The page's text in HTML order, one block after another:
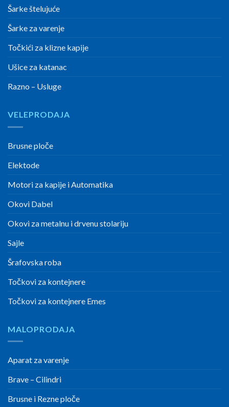
Šarke štelujuće
Šarke za varenje
Točkići za klizne kapije
Ušice za katanac
Razno – Usluge
VELEPRODAJA
Brusne ploče
Elektode
Motori za kapije i Automatika
Okovi Dabel
Okovi za metalnu i drvenu stolariju
Sajle
Šrafovska roba
Točkovi za kontejnere
Točkovi za kontejnere Emes
MALOPRODAJA
Aparat za varenje
Brave – Cilindri
Brusne i Rezne ploče